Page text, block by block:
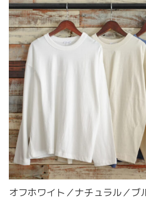
オフホワイト／ナチュラル／ブ